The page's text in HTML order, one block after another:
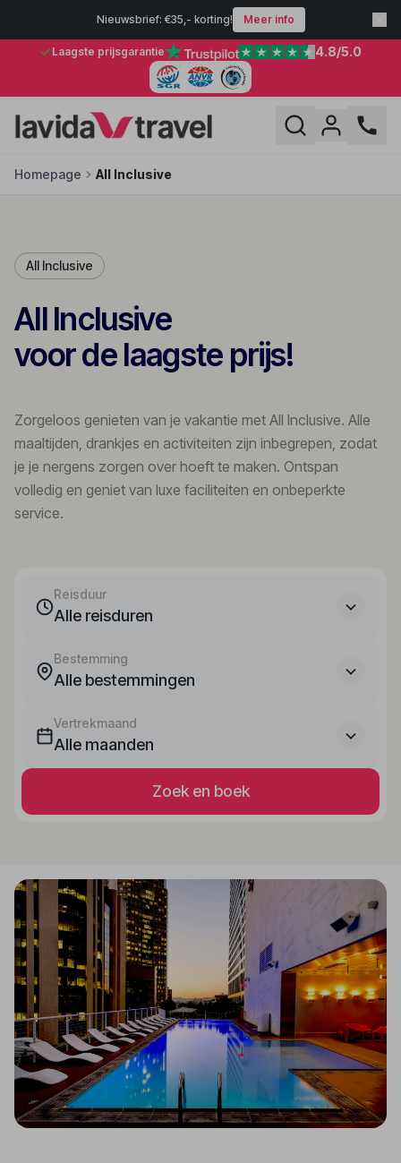
Nieuwsbrief: €35,- korting! Meer info
Laagste prijsgarantie 4.8/5.0
Homepage All Inclusive
All Inclusive
All Inclusive
voor de laagste prijs!
Zorgeloos genieten van je vakantie met All Inclusive. Alle
maaltijden, drankjes en activiteiten zijn inbegrepen, zodat
je je nergens zorgen over hoeft te maken. Ontspan
volledig en geniet van luxe faciliteiten en onbeperkte
service.
Reisduur
Alle reisduren
Bestemming
Alle bestemmingen
Vertrekmaand
Alle maanden
Zoek en boek